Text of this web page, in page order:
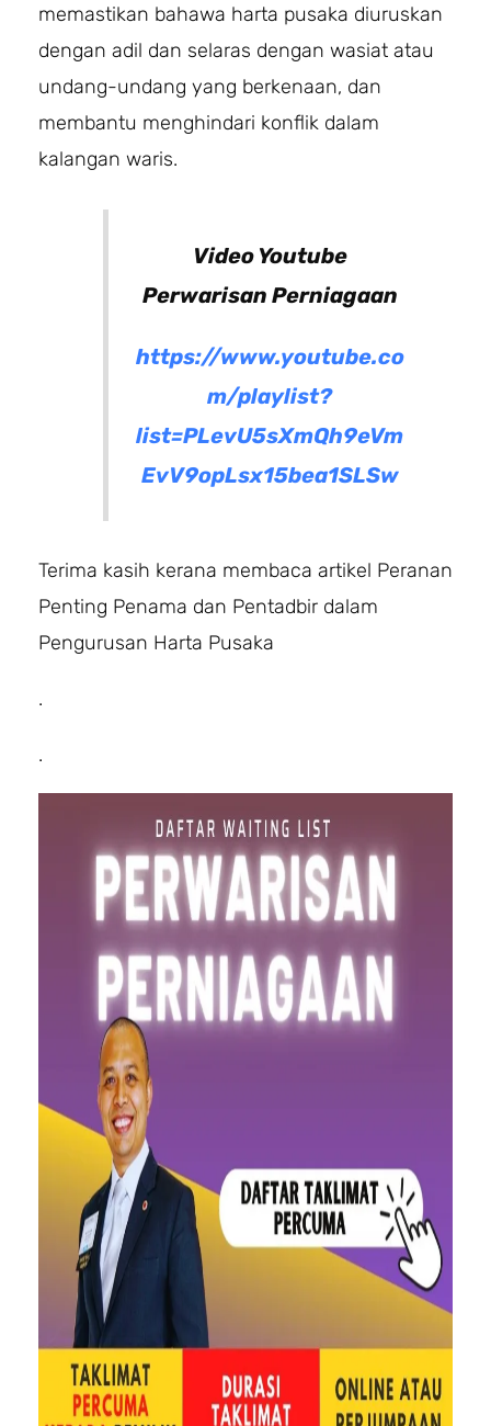
memastikan bahawa harta pusaka diuruskan
dengan adil dan selaras dengan wasiat atau
undang-undang yang berkenaan, dan
membantu menghindari konflik dalam
kalangan waris.
Video Youtube
Perwarisan Perniagaan
https://www.youtube.co
m/playlist?
list=PLevU5sXmQh9eVm
EvV9opLsx15bea1SLSw
Terima kasih kerana membaca artikel Peranan
Penting Penama dan Pentadbir dalam
Pengurusan Harta Pusaka
.
.